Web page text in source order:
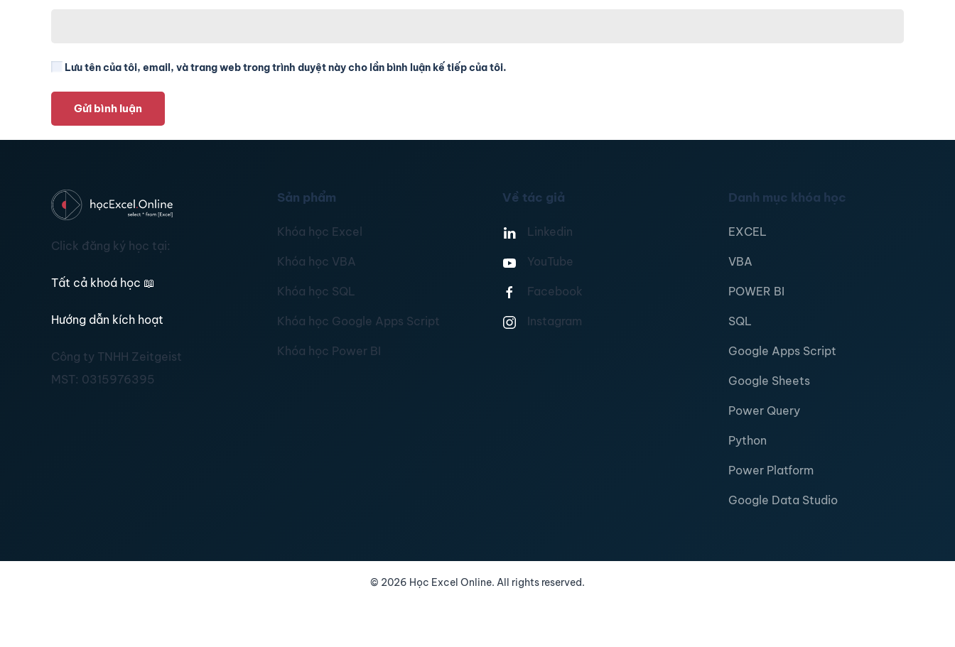
Lưu tên của tôi, email, và trang web trong trình duyệt này cho lần bình luận kế tiếp của tôi.
Gửi bình luận
Click đăng ký học tại:
Tất cả khoá học 📖
Hướng dẫn kích hoạt
Công ty TNHH Zeitgeist
MST: 0315976395
Sản phẩm
Khóa học Excel
Khóa học VBA
Khóa học SQL
Khóa học Google Apps Script
Khóa học Power BI
Về tác giả
Linkedin
YouTube
Facebook
Instagram
Danh mục khóa học
EXCEL
VBA
POWER BI
SQL
Google Apps Script
Google Sheets
Power Query
Python
Power Platform
Google Data Studio
© 2026 Học Excel Online. All rights reserved.